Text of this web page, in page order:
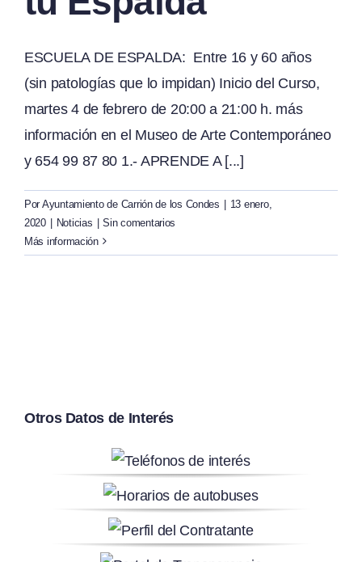
ESCUELA DE ESPALDA: Entre 16 y 60 años
(sin patologías que lo impidan) Inicio del Curso,
martes 4 de febrero de 20:00 a 21:00 h. más
información en el Museo de Arte Contemporáneo
y 654 99 87 80 1.- APRENDE A [...]
Por Ayuntamiento de Carrión de los Condes
13 enero,
2020
Noticias
Sin comentarios
Más información
Otros Datos de Interés